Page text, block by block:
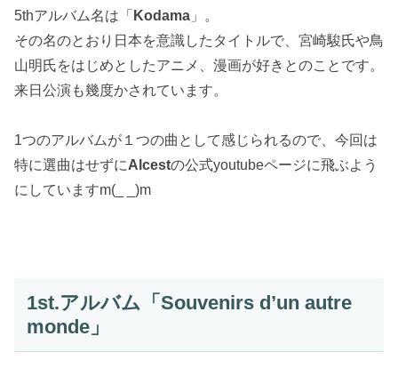
5thアルバム名は「 Kodama 」。
その名のとおり日本を意識したタイトルで、宮崎駿氏や鳥
山明氏をはじめとしたアニメ、漫画が好きとのことです。
来日公演も幾度かされています。
1つのアルバムが１つの曲として感じられるので、今回は
特に選曲はせずにAlcestの公式youtubeページに飛ぶよう
にしていますm(_ _)m
1st.アルバム「Souvenirs d’un autre
monde」